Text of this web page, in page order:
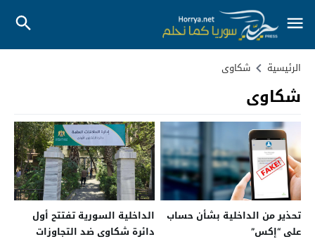
الرئيسية شكاوى
شكاوى
تحذير من الداخلية بشأن حساب
على “إكس”
الداخلية السورية تفتتح أول
دائرة شكاوى ضد التجاوزات